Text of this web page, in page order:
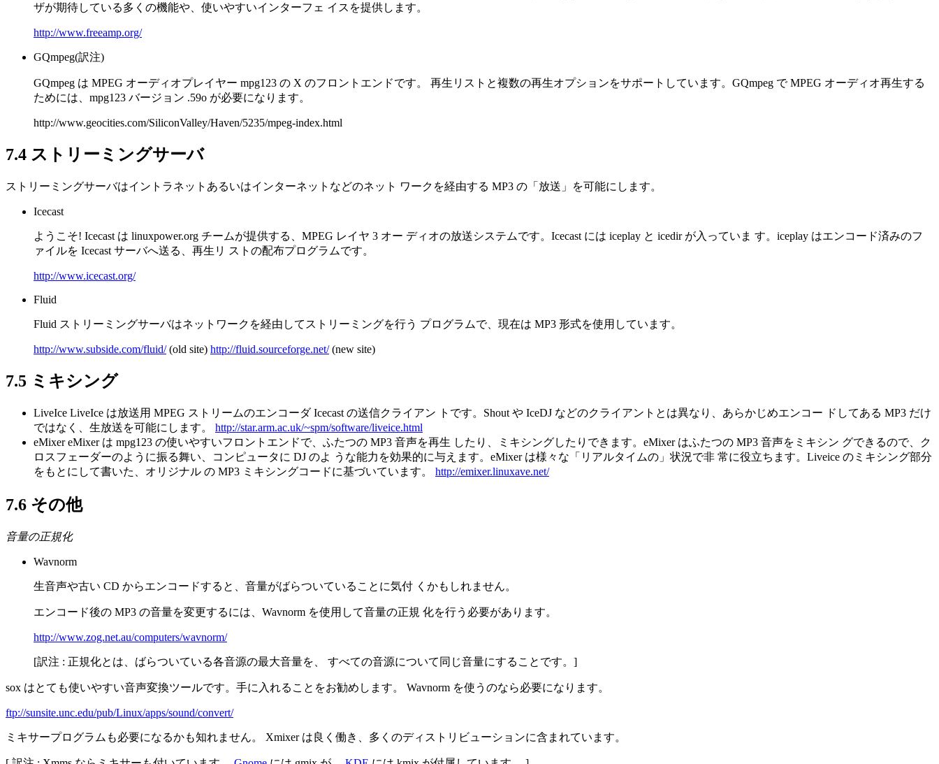
ザが期待している多くの機能や、使いやすいインターフェ イスを提供します。
http://www.freeamp.org/
GQmpeg(訳注)
GQmpeg は MPEG オーディオプレイヤー mpg123 の X のフロントエンドです。 再生リストと複数の再生オプションをサポートしています。GQmpeg で MPEG オーディオ再生する
ためには、mpg123 バージョン .59o が必要になります。
http://www.geocities.com/SiliconValley/Haven/5235/mpeg-index.html
7.4 ストリーミングサーバ
ストリーミングサーバはイントラネットあるいはインターネットなどのネット ワークを経由する MP3 の「放送」を可能にします。
Icecast
ようこそ! Icecast は linuxpower.org チームが提供する、MPEG レイヤ 3 オー ディオの放送システムです。Icecast には iceplay と icedir が入っていま す。iceplay はエンコード済みのフ
ァイルを Icecast サーバへ送る、再生リ ストの配布プログラムです。
http://www.icecast.org/
Fluid
Fluid ストリーミングサーバはネットワークを経由してストリーミングを行う プログラムで、現在は MP3 形式を使用しています。
http://www.subside.com/fluid/(old site) http://fluid.sourceforge.net/(new site)
7.5 ミキシング
LiveIce LiveIce は放送用 MPEG ストリームのエンコーダ Icecast の送信クライアン トです。Shout や IceDJ などのクライアントとは異なり、あらかじめエンコー ドしてある MP3 だけ
ではなく、生放送を可能にします。 http://star.arm.ac.uk/~spm/software/liveice.html
eMixer eMixer は mpg123 の使いやすいフロントエンドで、ふたつの MP3 音声を再生 したり、ミキシングしたりできます。eMixer はふたつの MP3 音声をミキシン グできるので、ク
ロスフェーダーのように振る舞い、コンピュータに DJ のよ うな能力を効果的に与えます。eMixer は様々な「リアルタイムの」状況で非 常に役立ちます。Liveice のミキシング部分
をもとにして書いた、オリジナル の MP3 ミキシングコードに基づいています。 http://emixer.linuxave.net/
7.6 その他
音量の正規化
Wavnorm
生音声や古い CD からエンコードすると、音量がばらついていることに気付 くかもしれません。
エンコード後の MP3 の音量を変更するには、Wavnorm を使用して音量の正規 化を行う必要があります。
http://www.zog.net.au/computers/wavnorm/
[訳注 : 正規化とは、ばらついている各音源の最大音量を、 すべての音源について同じ音量にすることです。]
sox はとても使いやすい音声変換ツールです。手に入れることをお勧めします。 Wavnorm を使うのなら必要になります。
ftp://sunsite.unc.edu/pub/Linux/apps/sound/convert/
ミキサープログラムも必要になるかも知れません。 Xmixer は良く働き、多くのディストリビューションに含まれています。